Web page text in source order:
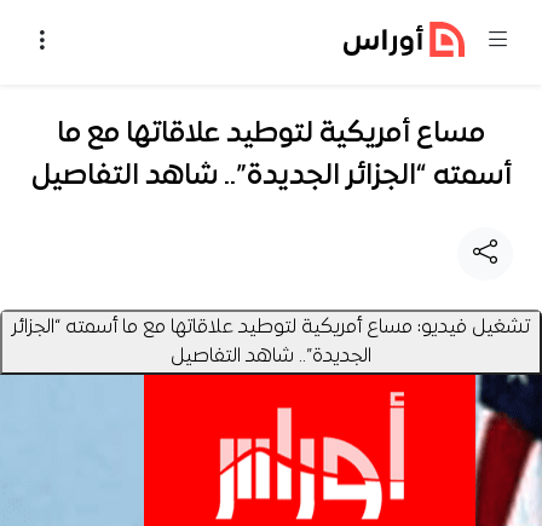
مساع أمريكية لتوطيد علاقاتها مع ما
أسمته “الجزائر الجديدة”.. شاهد التفاصيل
تشغيل فيديو: مساع أمريكية لتوطيد علاقاتها مع ما أسمته “الجزائر
الجديدة”.. شاهد التفاصيل